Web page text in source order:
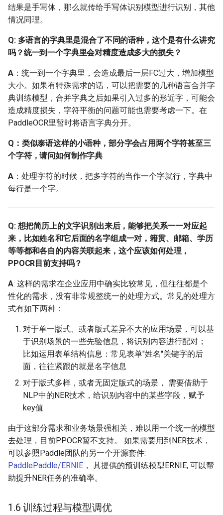
2.9 端到端
Q: 端到端算法PGNet是否
支持中文识别，速度会很
Q: 端到端算法PGNet提供
了两种后处理方式，两者
之间有什么区别呢？
错？
Q: PGNet有中文预训练模
型吗？
文本框的标注有要求吗？
Q: 用PGNet做进行端到端
训练时，数据集标注的点
的个数必须都是统一一样
的吗? 能不能随意标点
数，只要能够按顺时针从
左上角开始标这样?
2.10 模型效果与效果不一致
Q: PP-OCR检测效果不
好，该如何优化？
Q：同一张图通用检测出
21个条目，轻量级检测出
26个 ，难道不是轻量级的
好吗？
Q: DB有些框太贴文本了反
而去掉了一些文本的边角
影响识别，这个问题有什
么办法可以缓解吗？
Q: 使用合成数据精调小模
结果是手写体，那么就传给手写体识别模型进行识别，其他
情况同理。
Q: 多语言的字典里是混合了不同的语种，这个是有什么讲究
吗？统一到一个字典里会对精度造成多大的损失？
A ：统一到一个字典里，会造成最后一层FC过大，增加模型
大小。如果有特殊需求的话，可以把需要的几种语言合并字
典训练模型，合并字典之后如果引入过多的形近字，可能会
造成精度损失，字符平衡的问题可能也需要考虑一下。在
PaddleOCR里暂时将语言字典分开。
Q：类似泰语这样的小语种，部分字会占用两个字符甚至三
个字符，请问如何制作字典
A ：处理字符的时候，把多字符的当作一个字就行，字典中
每行是一个字。
Q: 想把简历上的文字识别出来后，能够把关系一一对应起
来，比如姓名和它后面的名字组成一对，籍贯、邮箱、学历
等等都和各自的内容关联起来，这个应该如何处理，
PPOCR目前支持吗？
A: 这样的需求在企业应用中确实比较常见，但往往都是个
性化的需求，没有非常规整统一的处理方式。常见的处理方
式有如下两种：
对于单一版式、或者版式差异不大的应用场景，可以基
于识别场景的一些先验信息，将识别内容进行配对；
比如运用表单结构信息：常见表单"姓名"关键字的后
面，往往紧跟的就是名字信息
对于版式多样，或者无固定版式的场景， 需要借助于
NLP中的NER技术，给识别内容中的某些字段，赋予
key值
由于这部分需求和业务场景强相关，难以用一个统一的模型
去处理，目前PPOCR暂不支持。 如果需要用到NER技术，
可以参照Paddle团队的另一个开源套件:
PaddlePaddle/ERNIE ， 其提供的预训练模型ERNIE, 可以帮
助提升NER任务的准确率。
1.6 训练过程与模型调优